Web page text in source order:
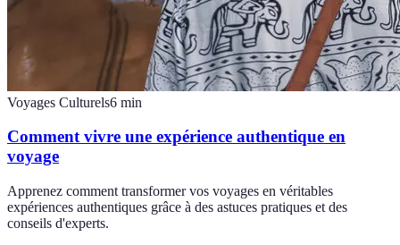
Voyages Culturels6 min
Comment vivre une expérience authentique en
voyage
Apprenez comment transformer vos voyages en véritables
expériences authentiques grâce à des astuces pratiques et des
conseils d'experts.